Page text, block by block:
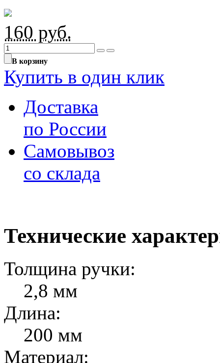
160 руб.
В корзину
Купить в один клик
Доставка
по России
Самовывоз
со склада
Технические
Толщина ручки:
2,8 мм
Длина:
200 мм
Материал: